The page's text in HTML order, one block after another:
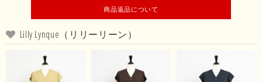
商品返品について
Lilly Lynque（リリーリーン）